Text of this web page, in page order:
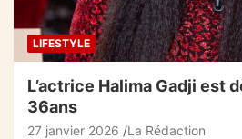
LIFESTYLE
L’actrice Halima Gadji est
36ans
27 janvier 2026 La Rédaction